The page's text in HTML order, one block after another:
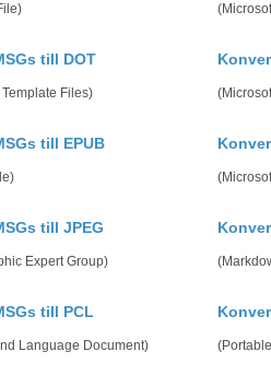
till DOT
Files)
till EPUB
till JPEG
Expert Group)
till PCL
Language Document)